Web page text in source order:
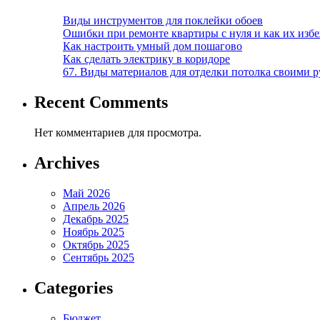
Виды инструментов для поклейки обоев
Ошибки при ремонте квартиры с нуля и как их
Как настроить умный дом пошагово
Как сделать электрику в коридоре
67. Виды материалов для отделки потолка своими
Recent Comments
Нет комментариев для просмотра.
Archives
Май 2026
Апрель 2026
Декабрь 2025
Ноябрь 2025
Октябрь 2025
Сентябрь 2025
Categories